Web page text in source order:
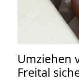
Umziehen
Freital